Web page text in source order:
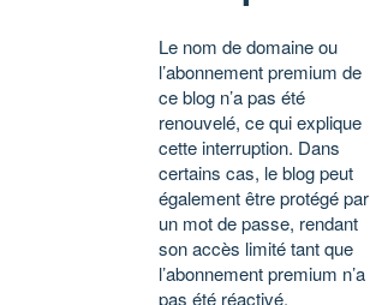
Le nom de domaine ou
l’abonnement premium de
ce blog n’a pas été
renouvelé, ce qui explique
cette interruption. Dans
certains cas, le blog peut
également être protégé par
un mot de passe, rendant
son accès limité tant que
l’abonnement premium n’a
pas été réactivé.